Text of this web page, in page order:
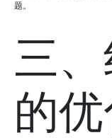
题。
三
的优